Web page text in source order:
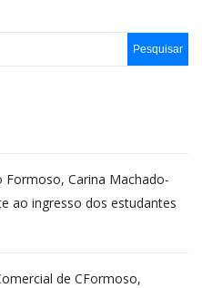
Formoso, Carina Machado-
ao ingresso dos estudantes
de CFormoso,